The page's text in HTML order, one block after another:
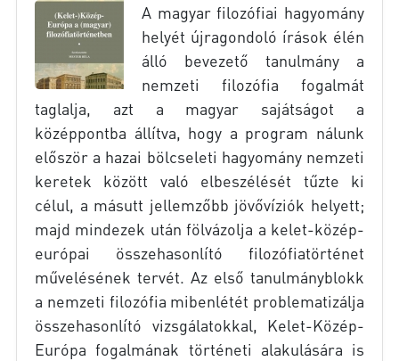
A magyar filozófiai hagyomány
helyét újragondoló írások élén
álló bevezető tanulmány a
nemzeti filozófia fogalmát
taglalja, azt a magyar sajátságot a
középpontba állítva, hogy a program nálunk
először a hazai bölcseleti hagyomány nemzeti
keretek között való elbeszélését tűzte ki
célul, a másutt jellemzőbb jövővíziók helyett;
majd mindezek után fölvázolja a kelet-közép-
európai összehasonlító filozófiatörténet
művelésének tervét. Az első tanulmányblokk
a nemzeti filozófia mibenlétét problematizálja
összehasonlító vizsgálatokkal, Kelet-Közép-
Európa fogalmának történeti alakulására is